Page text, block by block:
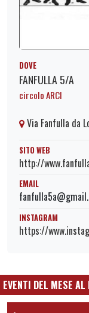
DOVE
FANFULLA 5/A
circolo ARCI
Via Fanfulla da
SITO WEB
http://
EMAIL
INSTAGRAM
https://
EVENTI DEL MESE AL